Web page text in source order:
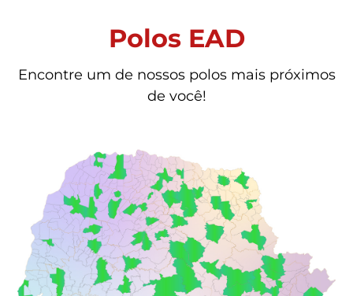
Polos EAD
Encontre um de nossos polos mais próximos
de você!